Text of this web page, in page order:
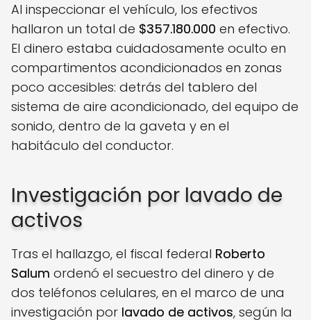
Al inspeccionar el vehículo, los efectivos
hallaron un total de $357.180.000 en efectivo.
El dinero estaba cuidadosamente oculto en
compartimentos acondicionados en zonas
poco accesibles: detrás del tablero del
sistema de aire acondicionado, del equipo de
sonido, dentro de la gaveta y en el
habitáculo del conductor.
Investigación por lavado de
activos
Tras el hallazgo, el fiscal federal Roberto
Salum ordenó el secuestro del dinero y de
dos teléfonos celulares, en el marco de una
investigación por lavado de activos, según la